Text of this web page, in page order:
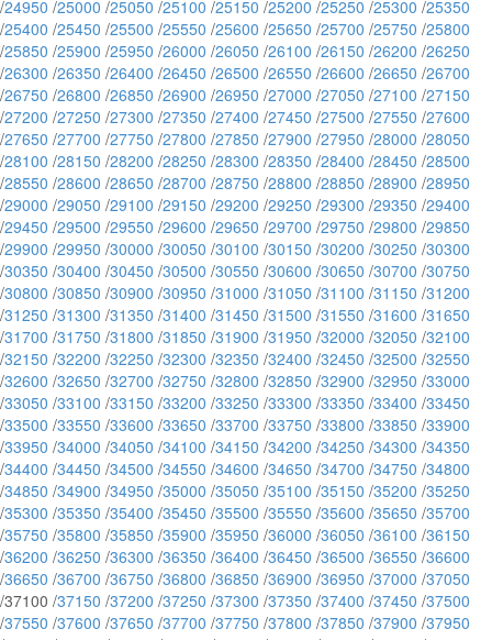
/24950 /25000 /25050 /25100 /25150 /25200 /25250 /25300 /25350
/25400 /25450 /25500 /25550 /25600 /25650 /25700 /25750 /25800
/25850 /25900 /25950 /26000 /26050 /26100 /26150 /26200 /26250
/26300 /26350 /26400 /26450 /26500 /26550 /26600 /26650 /26700
/26750 /26800 /26850 /26900 /26950 /27000 /27050 /27100 /27150
/27200 /27250 /27300 /27350 /27400 /27450 /27500 /27550 /27600
/27650 /27700 /27750 /27800 /27850 /27900 /27950 /28000 /28050
/28100 /28150 /28200 /28250 /28300 /28350 /28400 /28450 /28500
/28550 /28600 /28650 /28700 /28750 /28800 /28850 /28900 /28950
/29000 /29050 /29100 /29150 /29200 /29250 /29300 /29350 /29400
/29450 /29500 /29550 /29600 /29650 /29700 /29750 /29800 /29850
/29900 /29950 /30000 /30050 /30100 /30150 /30200 /30250 /30300
/30350 /30400 /30450 /30500 /30550 /30600 /30650 /30700 /30750
/30800 /30850 /30900 /30950 /31000 /31050 /31100 /31150 /31200
/31250 /31300 /31350 /31400 /31450 /31500 /31550 /31600 /31650
/31700 /31750 /31800 /31850 /31900 /31950 /32000 /32050 /32100
/32150 /32200 /32250 /32300 /32350 /32400 /32450 /32500 /32550
/32600 /32650 /32700 /32750 /32800 /32850 /32900 /32950 /33000
/33050 /33100 /33150 /33200 /33250 /33300 /33350 /33400 /33450
/33500 /33550 /33600 /33650 /33700 /33750 /33800 /33850 /33900
/33950 /34000 /34050 /34100 /34150 /34200 /34250 /34300 /34350
/34400 /34450 /34500 /34550 /34600 /34650 /34700 /34750 /34800
/34850 /34900 /34950 /35000 /35050 /35100 /35150 /35200 /35250
/35300 /35350 /35400 /35450 /35500 /35550 /35600 /35650 /35700
/35750 /35800 /35850 /35900 /35950 /36000 /36050 /36100 /36150
/36200 /36250 /36300 /36350 /36400 /36450 /36500 /36550 /36600
/36650 /36700 /36750 /36800 /36850 /36900 /36950 /37000 /37050
/37100 /37150 /37200 /37250 /37300 /37350 /37400 /37450 /37500
/37550 /37600 /37650 /37700 /37750 /37800 /37850 /37900 /37950